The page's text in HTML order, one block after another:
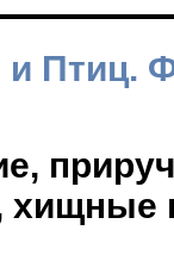
и Птиц.
хищные